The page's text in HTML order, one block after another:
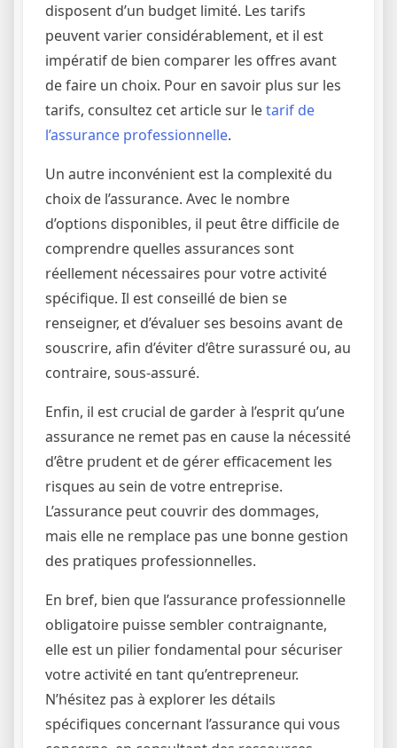
disposent d’un budget limité. Les tarifs
peuvent varier considérablement, et il est
impératif de bien comparer les offres avant
de faire un choix. Pour en savoir plus sur les
tarifs, consultez cet article sur letarif de
l’assurance professionnelle.
Un autre inconvénient est la complexité du
choix de l’assurance. Avec le nombre
d’options disponibles, il peut être difficile de
comprendre quelles assurances sont
réellement nécessaires pour votre activité
spécifique. Il est conseillé de bien se
renseigner, et d’évaluer ses besoins avant de
souscrire, afin d’éviter d’être surassuré ou, au
contraire, sous-assuré.
Enfin, il est crucial de garder à l’esprit qu’une
assurance ne remet pas en cause la nécessité
d’être prudent et de gérer efficacement les
risques au sein de votre entreprise.
L’assurance peut couvrir des dommages,
mais elle ne remplace pas une bonne gestion
des pratiques professionnelles.
En bref, bien que l’assurance professionnelle
obligatoire puisse sembler contraignante,
elle est un pilier fondamental pour sécuriser
votre activité en tant qu’entrepreneur.
N’hésitez pas à explorer les détails
spécifiques concernant l’assurance qui vous